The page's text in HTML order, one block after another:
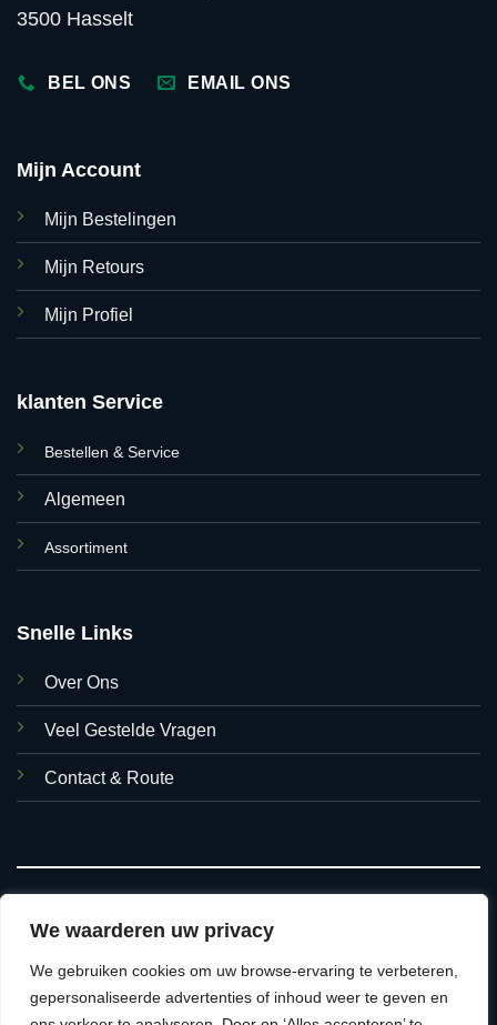
We waarderen uw privacy
We gebruiken cookies om uw browse-ervaring te verbeteren,
gepersonaliseerde advertenties of inhoud weer te geven en
3500 Hasselt
BEL ONS EMAIL ONS
Mijn Account
Mijn Bestelingen
Mijn Retours
Mijn Profiel
klanten Service
Bestellen & Service
Algemeen
Assortiment
Snelle Links
Over Ons
Veel Gestelde Vragen
Contact & Route
© 2026 Asian Foods Hasselt